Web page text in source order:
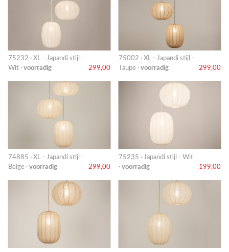
75232 · XL - Japandi stijl -
Wit · voorradig 299,00
75002 · XL - Japandi stijl -
Taupe · voorradig 299,00
74885 · XL - Japandi stijl -
Beige · voorradig 299,00
75235 · Japandi stijl - Wit
· voorradig 199,00